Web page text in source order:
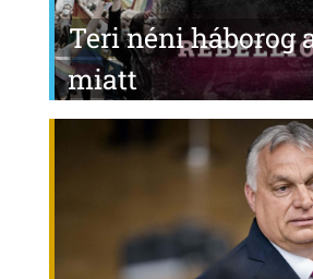
Teri néni háborog
miatt